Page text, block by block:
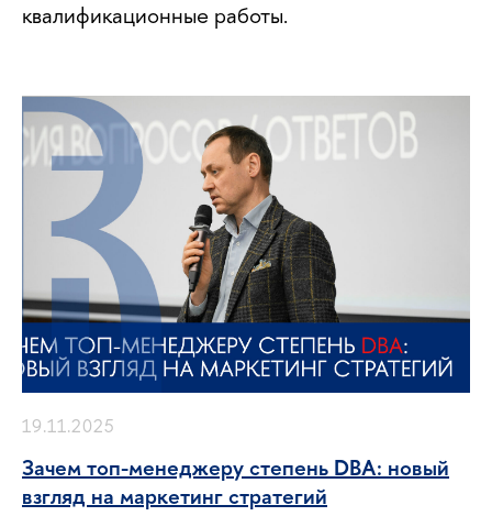
квалификационные работы.
19.11.2025
Зачем топ-менеджеру степень DBA: новый
взгляд на маркетинг стратегий